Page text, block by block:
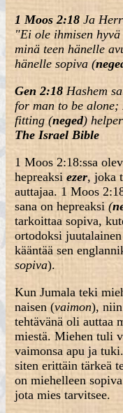
1 Moos 2:18 Ja
"Ei ole ihmisen
minä teen hänelle
hänelle sopiva (
Gen 2:18 Hashem
for man to be
fitting (neged)
The Israel Bible
1 Moos 2:18:ssa
hepreaksiezer, joka
auttajaa. 1 Moos
sana on hepreaksi(
tarkoittaa sopiva,
ortodoksi
kääntää sen
sopiva).
Kun Jumala teki
naisen (vaimon),
tehtävänä oli auttaa
miestä. Miehen tuli
vaimonsa apu ja
siten erittäin tärkeä
on miehelleen
jota mies tarvitsee.